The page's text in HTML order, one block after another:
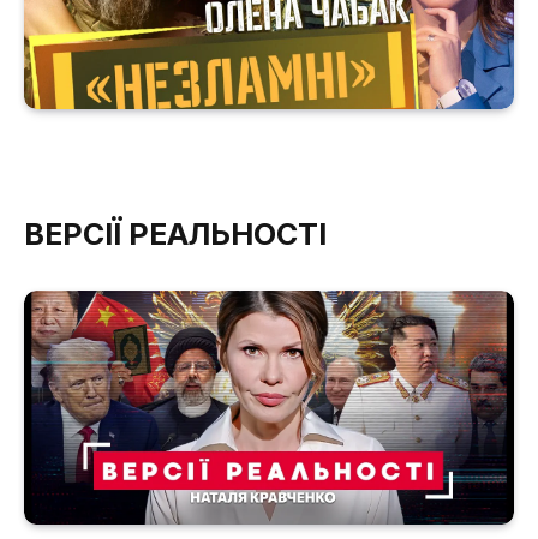
ВЕРСІЇ РЕАЛЬНОСТІ